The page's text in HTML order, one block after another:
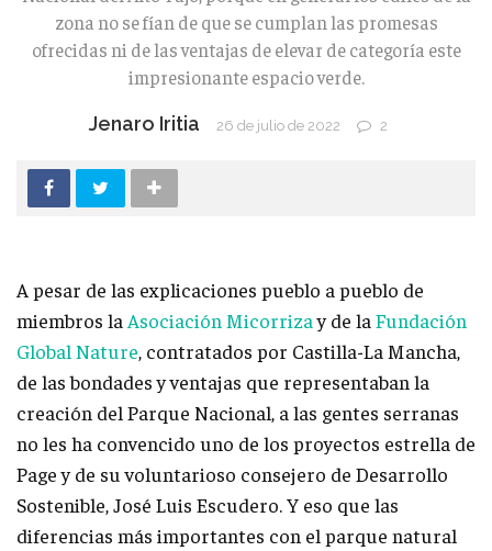
zona no se fían de que se cumplan las promesas
ofrecidas ni de las ventajas de elevar de categoría este
impresionante espacio verde.
Jenaro Iritia 26 de julio de 2022 2
A pesar de las explicaciones pueblo a pueblo de
miembros la Asociación Micorrizay de la Fundación
Global Nature, contratados por Castilla-La Mancha,
de las bondades y ventajas que representaban la
creación del Parque Nacional, a las gentes serranas
no les ha convencido uno de los proyectos estrella de
Page y de su voluntarioso consejero de Desarrollo
Sostenible, José Luis Escudero. Y eso que las
diferencias más importantes con el parque natural